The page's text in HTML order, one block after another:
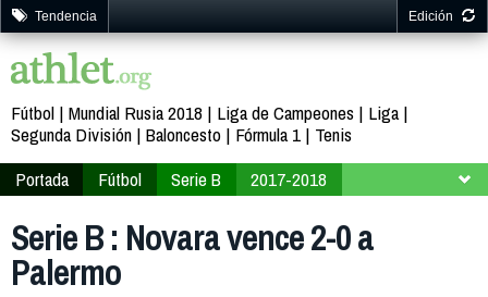
Tendencia Edición
Fútbol Mundial Rusia 2018 Liga de Campeones
Liga
Segunda División Baloncesto Fórmula 1
Tenis
Portada
Fútbol Serie B
2017-2018
Serie B : Novara vence 2-0 a
Palermo